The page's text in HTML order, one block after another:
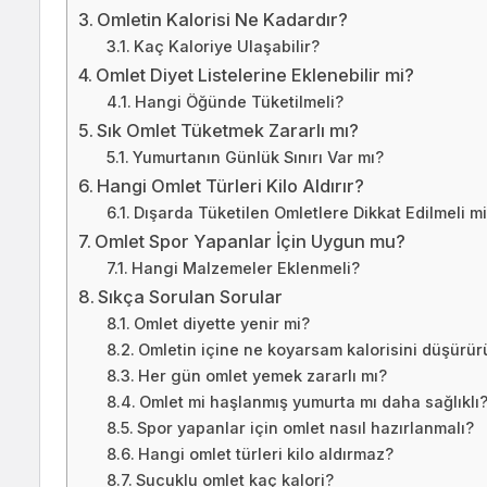
Omletin Kalorisi Ne Kadardır?
Kaç Kaloriye Ulaşabilir?
Omlet Diyet Listelerine Eklenebilir mi?
Hangi Öğünde Tüketilmeli?
Sık Omlet Tüketmek Zararlı mı?
Yumurtanın Günlük Sınırı Var mı?
Hangi Omlet Türleri Kilo Aldırır?
Dışarda Tüketilen Omletlere Dikkat Edilmeli
Omlet Spor Yapanlar İçin Uygun mu?
Hangi Malzemeler Eklenmeli?
Sıkça Sorulan Sorular
Omlet diyette yenir mi?
Omletin içine ne koyarsam kalorisini
Her gün omlet yemek zararlı mı?
Omlet mi haşlanmış yumurta mı daha sağlıklı?
Spor yapanlar için omlet nasıl hazırlanmalı?
Hangi omlet türleri kilo aldırmaz?
Sucuklu omlet kaç kalori?